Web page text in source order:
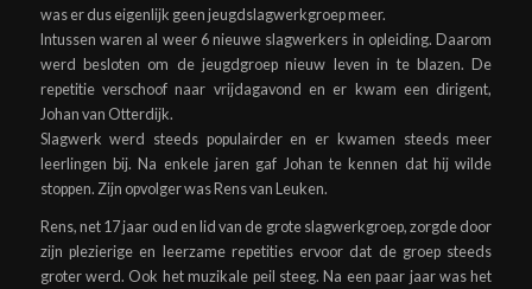
was er dus eigenlijk geen jeugdslagwerkgroep meer.
Intussen waren al weer 6 nieuwe slagwerkers in opleiding. Daarom
werd besloten om de jeugdgroep nieuw leven in te blazen. De
repetitie verschoof naar vrijdagavond en er kwam een dirigent,
Johan van Otterdijk.
Slagwerk werd steeds populairder en er kwamen steeds meer
leerlingen bij. Na enkele jaren gaf Johan te kennen dat hij wilde
stoppen. Zijn opvolger was Rens van Leuken.
Rens, net 17 jaar oud en lid van de grote slagwerkgroep, zorgde door
zijn plezierige en leerzame repetities ervoor dat de groep steeds
groter werd. Ook het muzikale peil steeg. Na een paar jaar was het